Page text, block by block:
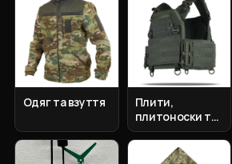
Одяг та взуття
Плити,
плитоноски та
бронепакети